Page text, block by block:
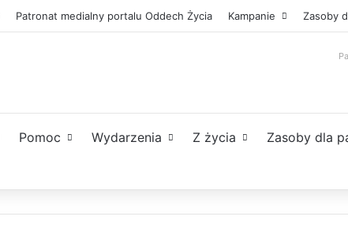
Patronat medialny portalu Oddech Życia Kampanie Zasoby
Pomoc Wydarzenia Z życia Zasoby dla